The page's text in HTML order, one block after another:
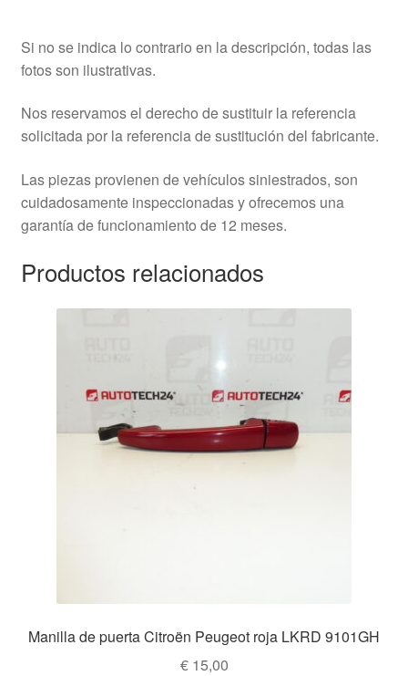
Si no se indica lo contrario en la descripción, todas las
fotos son ilustrativas.
Nos reservamos el derecho de sustituir la referencia
solicitada por la referencia de sustitución del fabricante.
Las piezas provienen de vehículos siniestrados, son
cuidadosamente inspeccionadas y ofrecemos una
garantía de funcionamiento de 12 meses.
Productos relacionados
Manilla de puerta Citroën Peugeot roja LKRD 9101GH
€15,00